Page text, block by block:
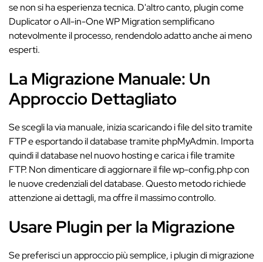
se non si ha esperienza tecnica. D'altro canto, plugin come
Duplicator o All-in-One WP Migration semplificano
notevolmente il processo, rendendolo adatto anche ai meno
esperti.
La Migrazione Manuale: Un
Approccio Dettagliato
Se scegli la via manuale, inizia scaricando i file del sito tramite
FTP e esportando il database tramite phpMyAdmin. Importa
quindi il database nel nuovo hosting e carica i file tramite
FTP. Non dimenticare di aggiornare il file wp-config.php con
le nuove credenziali del database. Questo metodo richiede
attenzione ai dettagli, ma offre il massimo controllo.
Usare Plugin per la Migrazione
Se preferisci un approccio più semplice, i plugin di migrazione